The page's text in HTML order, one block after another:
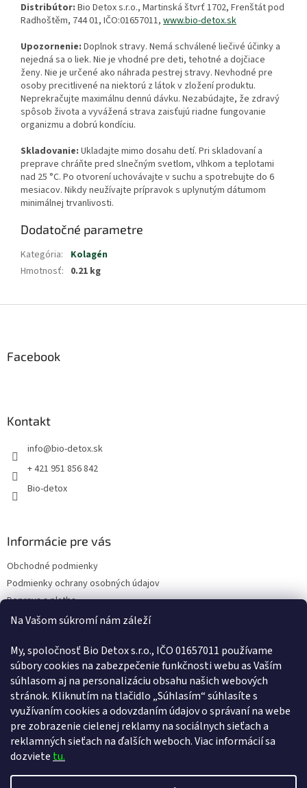
Na Vašom súkromí nám záleží
My, spoločnosť Bio Detox s.r.o., IČO 01657011 používame
súbory cookies na zabezpečenie funkčnosti webu as Vaším
súhlasom aj na personalizáciu obsahu našich webových
stránok. Kliknutím na tlačidlo „Súhlasím“ súhlasíte s
využívaním cookies a odovzdaním údajov o správaní na webe
pre zobrazenie cielenej reklamy na sociálnych sieťach a
reklamných sieťach na ďalších weboch. Viac informácií sa
dozviete tu.
Distribútor: Bio Detox s.r.o., Martinská štvrť 1702, Frenštát pod
Radhoštěm, 744 01, IČO:01657011, www.bio-detox.sk
Upozornenie: Doplnok stravy. Nemá schválené liečivé účinky a
nejedná sa o liek. Nie je vhodné pre deti, tehotné a dojčiace
ženy. Nie je určené ako náhrada pestrej stravy. Nevhodné pre
osoby precitlivené na niektorú z látok v zložení produktu.
Neprekračujte maximálnu dennú dávku. Nezabúdajte, že zdravý
spôsob života a vyvážená strava zaisťujú riadne fungovanie
organizmu a dobrú kondíciu.
Skladovanie: Ukladajte mimo dosahu detí. Pri skladovaní a
preprave chráňte pred slnečným svetlom, vlhkom a teplotami
nad 25 °C. Po otvorení uchovávajte v suchu a spotrebujte do 6
mesiacov. Nikdy neužívajte prípravok s uplynutým dátumom
minimálnej trvanlivosti.
Dodatočné parametre
Kategória:
Kolagén
Hmotnosť: 0.21 kg
Facebook
Kontakt
info@bio-detox.sk
+ 421 951 856 842
Bio-detox
Informácie pre vás
Obchodné podmienky
Podmienky ochrany osobných údajov
Doprava a platba
Kontakty
Reklamačný poriadok
Poučenie o uplatnení práva spotrebiteľa na odstúpenie od zmluvy
Vernostný program
Pravidlá vernostného programu
ODSTÚPENIE OD ZMLUVY